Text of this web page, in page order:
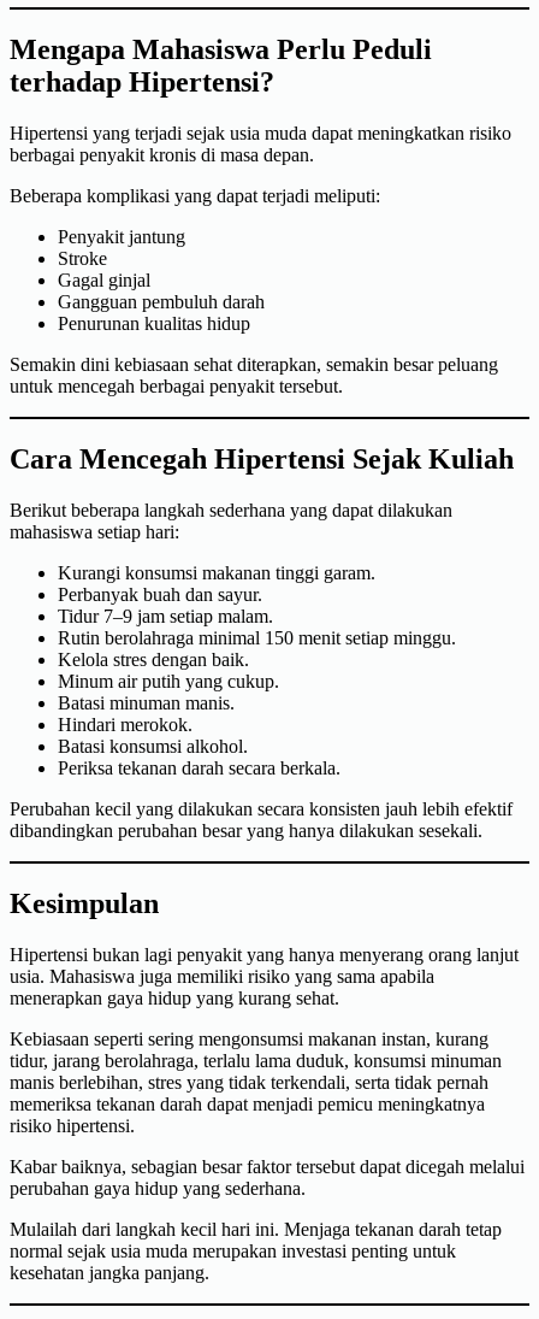
Mengapa Mahasiswa Perlu Peduli
terhadap Hipertensi?
Hipertensi yang terjadi sejak usia muda dapat meningkatkan risiko
berbagai penyakit kronis di masa depan.
Beberapa komplikasi yang dapat terjadi meliputi:
Penyakit jantung
Stroke
Gagal ginjal
Gangguan pembuluh darah
Penurunan kualitas hidup
Semakin dini kebiasaan sehat diterapkan, semakin besar peluang
untuk mencegah berbagai penyakit tersebut.
Cara Mencegah Hipertensi Sejak Kuliah
Berikut beberapa langkah sederhana yang dapat dilakukan
mahasiswa setiap hari:
Kurangi konsumsi makanan tinggi garam.
Perbanyak buah dan sayur.
Tidur 7–9 jam setiap malam.
Rutin berolahraga minimal 150 menit setiap minggu.
Kelola stres dengan baik.
Minum air putih yang cukup.
Batasi minuman manis.
Hindari merokok.
Batasi konsumsi alkohol.
Periksa tekanan darah secara berkala.
Perubahan kecil yang dilakukan secara konsisten jauh lebih efektif
dibandingkan perubahan besar yang hanya dilakukan sesekali.
Kesimpulan
Hipertensi bukan lagi penyakit yang hanya menyerang orang lanjut
usia. Mahasiswa juga memiliki risiko yang sama apabila
menerapkan gaya hidup yang kurang sehat.
Kebiasaan seperti sering mengonsumsi makanan instan, kurang
tidur, jarang berolahraga, terlalu lama duduk, konsumsi minuman
manis berlebihan, stres yang tidak terkendali, serta tidak pernah
memeriksa tekanan darah dapat menjadi pemicu meningkatnya
risiko hipertensi.
Kabar baiknya, sebagian besar faktor tersebut dapat dicegah melalui
perubahan gaya hidup yang sederhana.
Mulailah dari langkah kecil hari ini. Menjaga tekanan darah tetap
normal sejak usia muda merupakan investasi penting untuk
kesehatan jangka panjang.